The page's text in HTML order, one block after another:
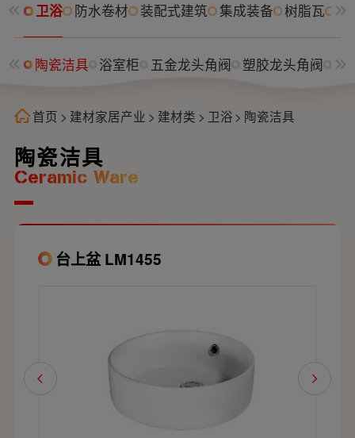
卫浴 防水卷材 装配式建筑 集成装备 树脂瓦 消
陶瓷洁具 浴室柜 五金龙头角阀 塑胶龙头角阀 水
陶瓷洁具
Ceramic Ware
首页 > 建材家居产业 > 建材类 > 卫浴 > 陶瓷洁具
台上盆 LM1455